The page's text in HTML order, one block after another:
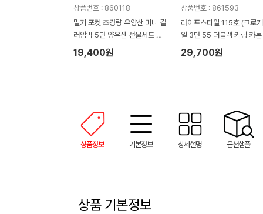
상품번호 : 860118
밀키 포켓 초경량 우양산 미니 컬
러암막 5단 양우산 선물세트 답
례품+무한타올세트 그레이 모달
180g 수건세트
19,400원
상품번호 : 861593
라이프스타일 115호 (크로
일 3단 55 더블랙 키링 카본
림 암막 양우산 VIP+쿨링선
29,700원
상품정보 기본정보 상세설명 옵션샘플
상품 기본정보